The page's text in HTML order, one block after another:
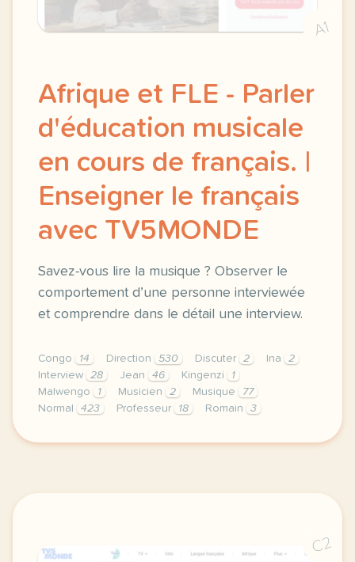
A1
Afrique et FLE - Parler
d'éducation musicale
en cours de français. |
Enseigner le français
avec TV5MONDE
Savez-vous lire la musique ? Observer le
comportement d’une personne interviewée
et comprendre dans le détail une interview.
Congo 14 Direction 530 Discuter 2 Ina
2
Interview
28 Jean 46 Kingenzi
1
Malwengo
1 Musicien 2 Musique
77
Normal
423 Professeur 18 Romain 3
didomi host didomi components button cursor
C2